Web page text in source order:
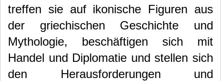
treffen sie auf ikonische Figuren aus
der griechischen Geschichte und
Mythologie, beschäftigen sich mit
Handel und Diplomatie und stellen sich
den Herausforderungen und